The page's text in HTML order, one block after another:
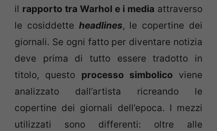
il rapporto tra Warhol e i media attraverso
le cosiddette headlines, le copertine dei
giornali. Se ogni fatto per diventare notizia
deve prima di tutto essere tradotto in
titolo, questo processo simbolico viene
analizzato dall’artista ricreando le
copertine dei giornali dell’epoca. I mezzi
utilizzati sono differenti: oltre alle